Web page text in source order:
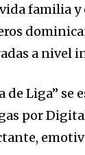
familia
a nivel
de Liga” se
por